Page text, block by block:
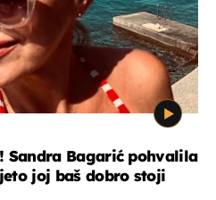
Sandra Bagarić pohvalila
joj baš dobro stoji